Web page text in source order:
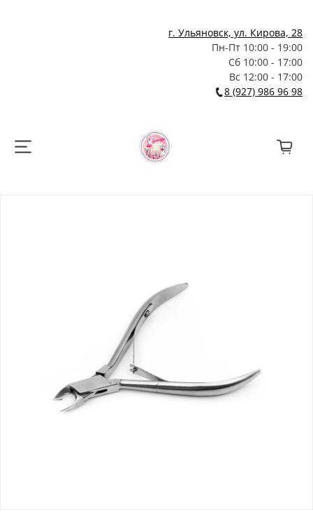
г. Ульяновск, ул. Кирова, 28
Пн-Пт 10:00 - 19:00
Сб 10:00 - 17:00
Вс 12:00 - 17:00
8 (927) 986 96 98